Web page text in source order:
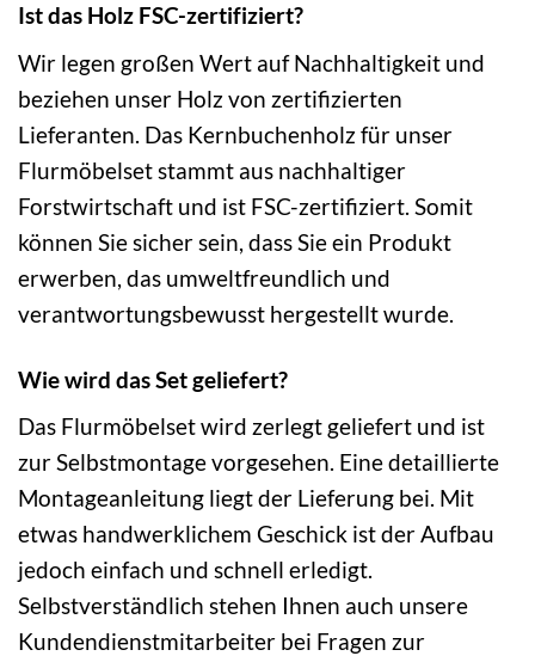
Ist das Holz FSC-zertifiziert?
Wir legen großen Wert auf Nachhaltigkeit und
beziehen unser Holz von zertifizierten
Lieferanten. Das Kernbuchenholz für unser
Flurmöbelset stammt aus nachhaltiger
Forstwirtschaft und ist FSC-zertifiziert. Somit
können Sie sicher sein, dass Sie ein Produkt
erwerben, das umweltfreundlich und
verantwortungsbewusst hergestellt wurde.
Wie wird das Set geliefert?
Das Flurmöbelset wird zerlegt geliefert und ist
zur Selbstmontage vorgesehen. Eine detaillierte
Montageanleitung liegt der Lieferung bei. Mit
etwas handwerklichem Geschick ist der Aufbau
jedoch einfach und schnell erledigt.
Selbstverständlich stehen Ihnen auch unsere
Kundendienstmitarbeiter bei Fragen zur